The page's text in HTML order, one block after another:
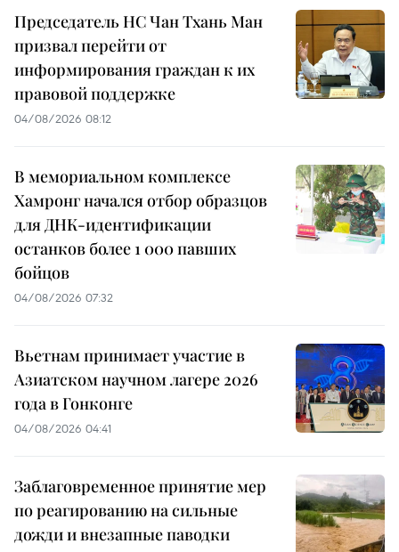
Председатель НС Чан Тхань Ман
призвал перейти от
информирования граждан к их
правовой поддержке
04/08/2026 08:12
В мемориальном комплексе
Хамронг начался отбор образцов
для ДНК-идентификации
останков более 1 000 павших
бойцов
04/08/2026 07:32
Вьетнам принимает участие в
Азиатском научном лагере 2026
года в Гонконге
04/08/2026 04:41
Заблаговременное принятие мер
по реагированию на сильные
дожди и внезапные паводки